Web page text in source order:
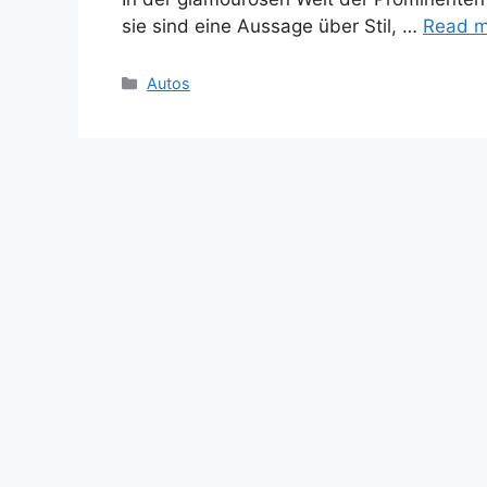
sie sind eine Aussage über Stil, … Read
Categories
Autos